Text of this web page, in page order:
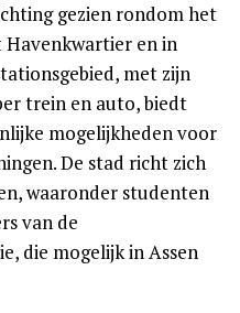
gezien rondom het
Havenkwartier en in
met zijn
trein en auto, biedt
mogelijkheden voor
De stad richt zich
waaronder studenten
van de
die mogelijk in Assen